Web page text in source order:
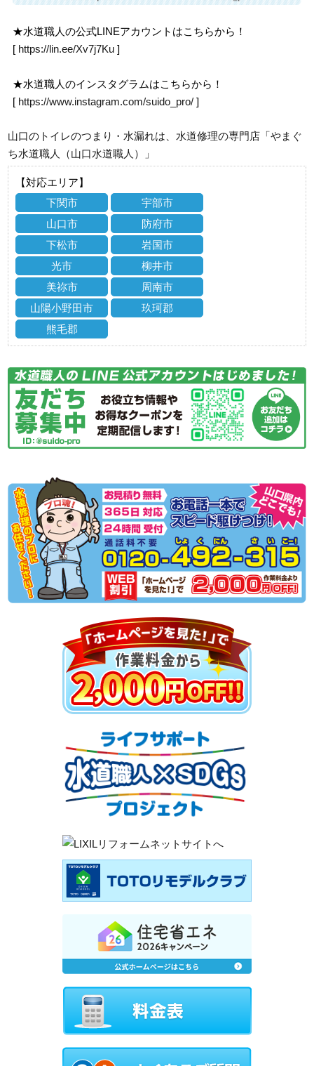
★水道職人の公式LINEアカウントはこちらから！
[ https://lin.ee/Xv7j7Ku ]
★水道職人のインスタグラムはこちらから！
[ https://www.instagram.com/suido_pro/ ]
山口のトイレのつまり・水漏れは、水道修理の専門店「やまぐ
ち水道職人（山口水道職人）」
【対応エリア】
下関市
宇部市
山口市
防府市
下松市
岩国市
光市
柳井市
美祢市
周南市
山陽小野田市
玖珂郡
熊毛郡